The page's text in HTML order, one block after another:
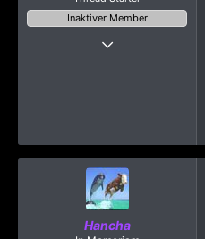
m
Inaktiver Member
Nongprue
www.beimsepp.com
Hancha